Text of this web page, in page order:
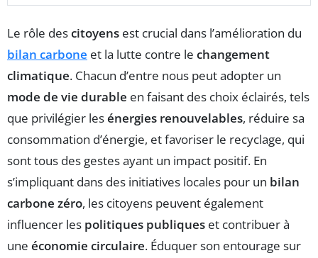
Le rôle descitoyens est crucial dans l’amélioration du
bilan carbone et la lutte contre le changement
climatique. Chacun d’entre nous peut adopter un
mode de vie durable en faisant des choix éclairés, tels
que privilégier lesénergies renouvelables, réduire sa
consommation d’énergie, et favoriser le recyclage, qui
sont tous des gestes ayant un impact positif. En
s’impliquant dans des initiatives locales pour un bilan
carbone zéro, les citoyens peuvent également
influencer les politiques publiques et contribuer à
une économie circulaire. Éduquer son entourage sur